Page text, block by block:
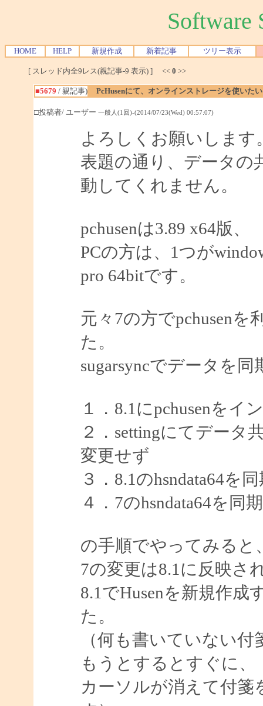
Software
HOME HELP 新規作成 新着記事 ツリー表示
[ スレッド内全9レス(親記事-9 表示) ] << 0 >>
■5679 / 親記事) PcHusenにて、オンラインストレージを使いたい
□投稿者/ ユーザー 一般人(1回)-(2014/07/23(Wed) 00:57:07)
よろしくお願いします
表題の通り、データの
動してくれません。
pchusenは3.89 x64版、
PCの方は、1つが
pro 64bitです。
元々7の方でpchusen
た。
sugarsyncでデータを
１．8.1にpchusenをイ
２．settingにてデータ
変更せず
３．8.1のhsndata64を
４．7のhsndata64を同
の手順でやってみると
7の変更は8.1に反映さ
8.1でHusenを新規作
た。
（何も書いていない
もうとするとすぐに、
カーソルが消えて付箋